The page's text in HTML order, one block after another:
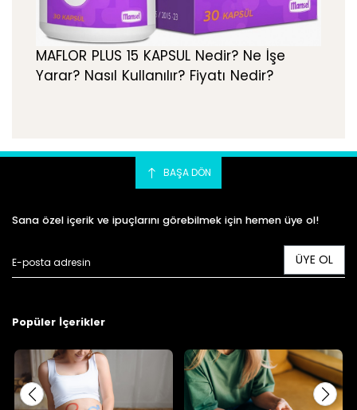
MAFLOR PLUS 15 KAPSUL Nedir? Ne İşe
Yarar? Nasıl Kullanılır? Fiyatı Nedir?
BAŞA DÖN
Sana özel içerik ve ipuçlarını görebilmek için hemen üye ol!
ÜYE OL
Popüler İçerikler